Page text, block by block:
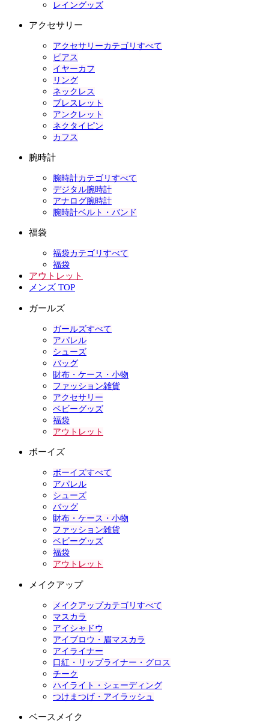
レイングッズ
アクセサリー
アクセサリーカテゴリすべて
ピアス
イヤーカフ
リング
ネックレス
ブレスレット
アンクレット
ネクタイピン
カフス
腕時計
腕時計カテゴリすべて
デジタル腕時計
アナログ腕時計
腕時計ベルト・バンド
福袋
福袋カテゴリすべて
福袋
アウトレット
メンズ TOP
ガールズ
ガールズすべて
アパレル
シューズ
バッグ
財布・ケース・小物
ファッション雑貨
アクセサリー
ベビーグッズ
福袋
アウトレット
ボーイズ
ボーイズすべて
アパレル
シューズ
バッグ
財布・ケース・小物
ファッション雑貨
ベビーグッズ
福袋
アウトレット
メイクアップ
メイクアップカテゴリすべて
マスカラ
アイシャドウ
アイブロウ・眉マスカラ
アイライナー
口紅・リップライナー・グロス
チーク
ハイライト・シェーディング
つけまつげ・アイラッシュ
ベースメイク